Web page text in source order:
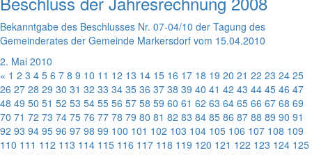
Bekanntgabe des Beschlusses Nr. 07-04/10 der Tagung des
Gemeinderates der Gemeinde Markersdorf vom 15.04.2010
2. Mai 2010
« 1 2 3 4 5 6 7 8 9 10 11 12 13 14 15 16 17 18 19 20 21 22 23 24 25
26 27 28 29 30 31 32 33 34 35 36 37 38 39 40 41 42 43 44 45 46 47
48 49 50 51 52 53 54 55 56 57 58 59 60 61 62 63 64 65 66 67 68 69
70 71 72 73 74 75 76 77 78 79 80 81 82 83 84 85 86 87 88 89 90 91
92 93 94 95 96 97 98 99 100 101 102 103 104 105 106 107 108 109
110 111 112 113 114 115 116 117 118 119 120 121 122 123 124 125